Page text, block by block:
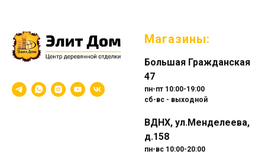
Магазины:
Большая Гражданская
47
пн-пт 10:00-19:00
сб-вс - выходной
ВДНХ, ул.Менделеева,
д.158
пн-вс 10:00-20:00